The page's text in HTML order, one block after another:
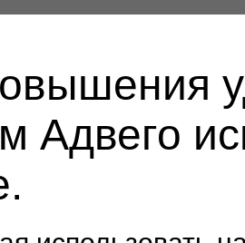
Адвего